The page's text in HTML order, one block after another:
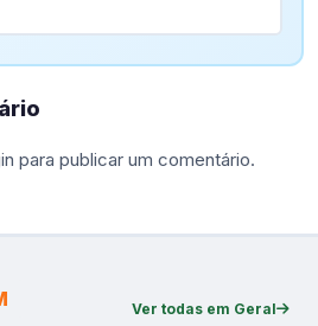
para publicar um comentário.
Ver todas em Geral